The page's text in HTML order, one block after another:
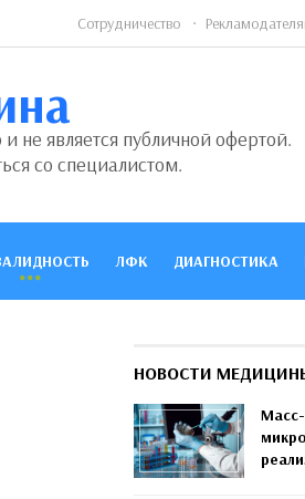
Сотрудничество
не является публичной офертой.
со специалистом.
ЛФК ДИАГНОСТИКА
НОВОСТИ